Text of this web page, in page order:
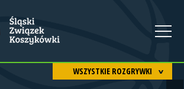
WSZYSTKIE ROZGRYWKI